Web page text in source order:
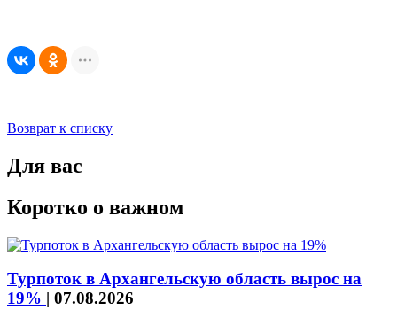
Возврат к списку
Для вас
Коротко о важном
Турпоток в Архангельскую область вырос на
19% | 07.08.2026